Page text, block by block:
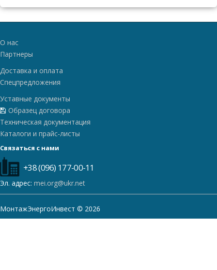
О нас
Партнеры
Доставка и оплата
Спецпредложения
Уставные документы
Образец договора
Техническая документация
Каталоги и прайс-листы
Связаться с нами
+38 (096) 177-00-11
Эл. адрес: mei.org@ukr.net
МонтажЭнергоИнвест © 2026